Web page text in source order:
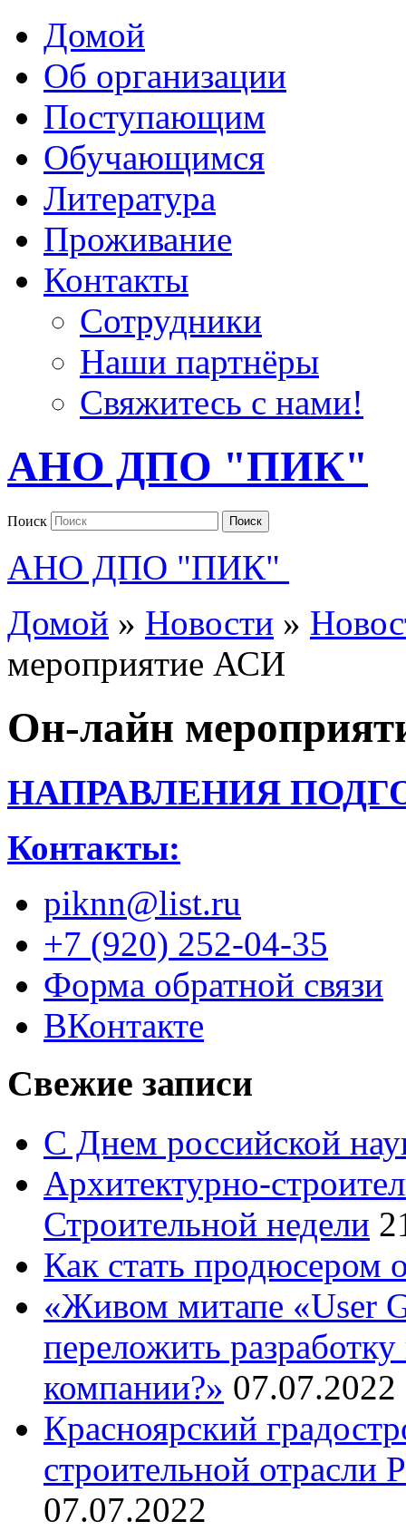
Домой
Об организации
Поступающим
Обучающимся
Литература
Проживание
Контакты
Сотрудники
Наши партнёры
Свяжитесь с нами!
АНО ДПО "ПИК"
Поиск Поиск
АНО ДПО "ПИК"
Домой » Новости »
мероприятие АСИ
Он-лайн
НАПРАВЛЕНИЯ
Контакты:
piknn@list.ru
+7 (920) 252-04-35
Форма обратной связи
ВКонтакте
Свежие записи
С Днем российской
Архитектурно-
Строительной недели
Как стать продюсером
«Живом митапе «User
переложить
компании?» 07.07.2022
Красноярский
строительной отрасли
07.07.2022